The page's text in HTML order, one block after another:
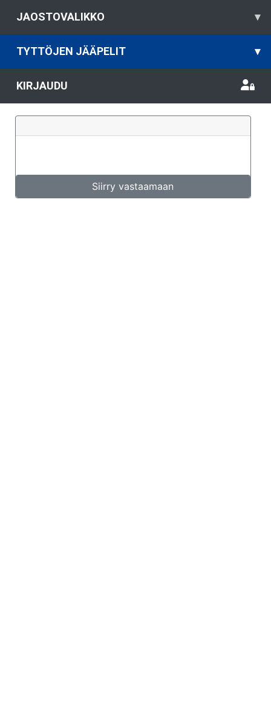
JAOSTOVALIKKO ▾
TYTTÖJEN JÄÄPELIT ▾
KIRJAUDU